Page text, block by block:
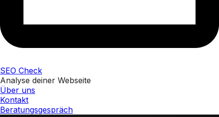
SEO Check
Analyse deiner Webseite
Über uns
Kontakt
Beratungsgespräch